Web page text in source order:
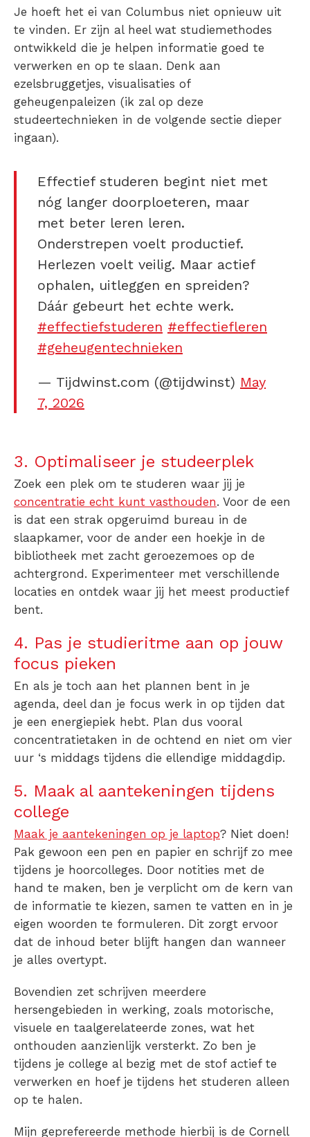
Je hoeft het ei van Columbus niet opnieuw uit
te vinden. Er zijn al heel wat studiemethodes
ontwikkeld die je helpen informatie goed te
verwerken en op te slaan. Denk aan
ezelsbruggetjes, visualisaties of
geheugenpaleizen (ik zal op deze
studeertechnieken in de volgende sectie dieper
ingaan).
Effectief studeren begint niet met
nóg langer doorploeteren, maar
met beter leren leren.
Onderstrepen voelt productief.
Herlezen voelt veilig. Maar actief
ophalen, uitleggen en spreiden?
Dáár gebeurt het echte werk.
#effectiefstuderen #effectiefleren
#geheugentechnieken
— Tijdwinst.com (@tijdwinst) May
7, 2026
3. Optimaliseer je studeerplek
Zoek een plek om te studeren waar jij je
concentratie echt kunt vasthouden. Voor de een
is dat een strak opgeruimd bureau in de
slaapkamer, voor de ander een hoekje in de
bibliotheek met zacht geroezemoes op de
achtergrond. Experimenteer met verschillende
locaties en ontdek waar jij het meest productief
bent.
4. Pas je studieritme aan op jouw
focus pieken
En als je toch aan het plannen bent in je
agenda, deel dan je focus werk in op tijden dat
je een energiepiek hebt. Plan dus vooral
concentratietaken in de ochtend en niet om vier
uur ‘s middags tijdens die ellendige middagdip.
5. Maak al aantekeningen tijdens
college
Maak je aantekeningen op je laptop? Niet doen!
Pak gewoon een pen en papier en schrijf zo mee
tijdens je hoorcolleges. Door notities met de
hand te maken, ben je verplicht om de kern van
de informatie te kiezen, samen te vatten en in je
eigen woorden te formuleren. Dit zorgt ervoor
dat de inhoud beter blijft hangen dan wanneer
je alles overtypt.
Bovendien zet schrijven meerdere
hersengebieden in werking, zoals motorische,
visuele en taalgerelateerde zones, wat het
onthouden aanzienlijk versterkt. Zo ben je
tijdens je college al bezig met de stof actief te
verwerken en hoef je tijdens het studeren alleen
op te halen.
Mijn geprefereerde methode hierbij is de Cornell